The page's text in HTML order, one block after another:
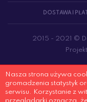
DOSTAWA I
2015 - 2021 ©
Nasza strona używa
gromadzenia statystyk
serwisu. Korzystanie z